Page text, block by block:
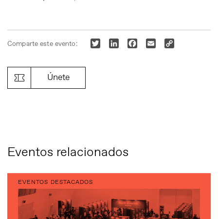
Comparte este evento: TwitterLinkedInFacebook
EmailCopy
Únete
Eventos relacionados
EVENTOS DESTACADOS